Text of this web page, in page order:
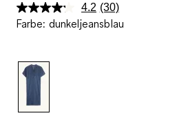
4.2 30
Bewertungen
(30)
Farbe: dunkeljeansblau